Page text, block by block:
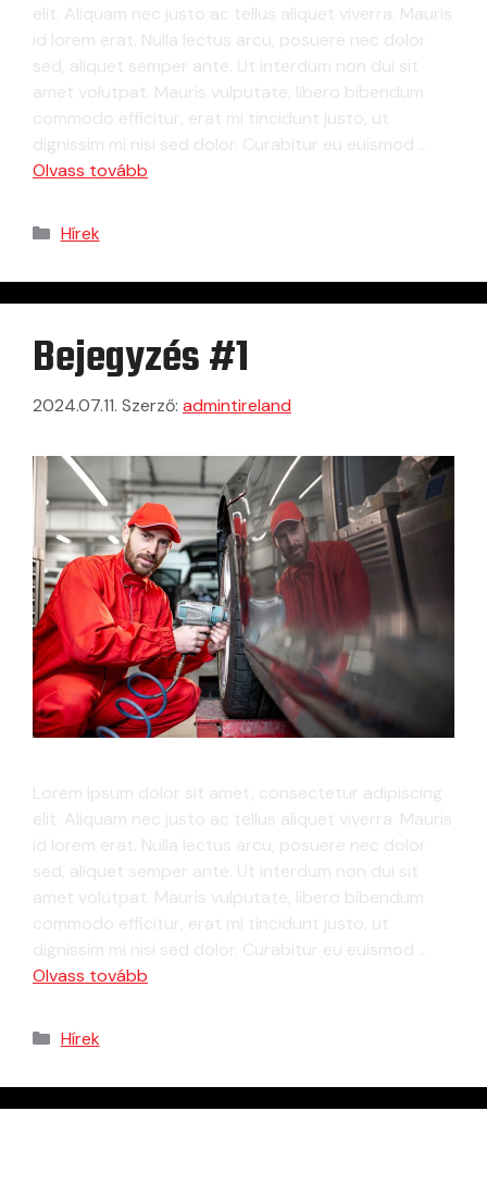
elit. Aliquam nec justo ac tellus aliquet viverra. Mauris
id lorem erat. Nulla lectus arcu, posuere nec dolor
sed, aliquet semper ante. Ut interdum non dui sit
amet volutpat. Mauris vulputate, libero bibendum
commodo efficitur, erat mi tincidunt justo, ut
dignissim mi nisi sed dolor. Curabitur eu euismod …
Olvass tovább
Hírek
Bejegyzés #1
2024.07.11. Szerző: admintireland
Lorem ipsum dolor sit amet, consectetur adipiscing
elit. Aliquam nec justo ac tellus aliquet viverra. Mauris
id lorem erat. Nulla lectus arcu, posuere nec dolor
sed, aliquet semper ante. Ut interdum non dui sit
amet volutpat. Mauris vulputate, libero bibendum
commodo efficitur, erat mi tincidunt justo, ut
dignissim mi nisi sed dolor. Curabitur eu euismod …
Olvass tovább
Hírek